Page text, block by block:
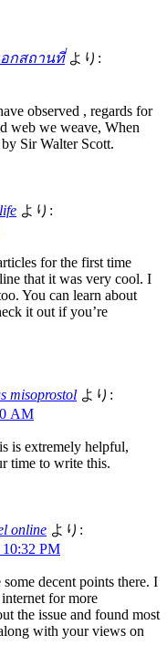
อกสถานที่ より:
observed , regards for
web we weave, When
Sir Walter Scott.
より:
for the first time
that it was very cool. I
You can learn about
it out if you’re
misoprostol より:
AM
is extremely helpful,
time to write this.
online より:
PM
decent points there. I
for more
the issue and found most
with your views on